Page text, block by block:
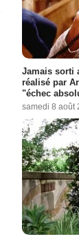
Jamais sorti
réalisé par
"échec
samedi 8 août